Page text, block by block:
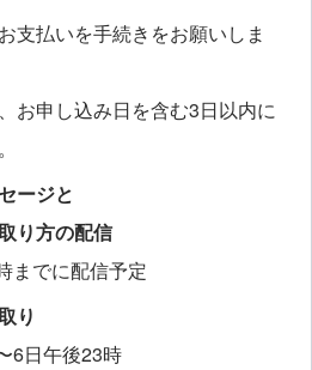
支払いを手続きをお願いしま
お申し込み日を含む3日以内に
ージと
り方の配信
までに配信予定
り
6日午後23時